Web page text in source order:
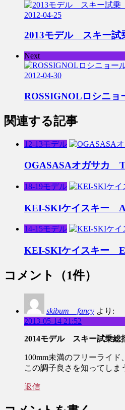
2012-04-25
2013モデル スキー
Next
2012-04-30
ROSSIGNOLロシニ
関連する記事
12-13モデル
OGASASAオガサカ
18-19モデル
KEI-SKIケイスキー
14-15モデル
KEI-SKIケイスキー
コメント （1件）
skibum fancy より:
2013-05-14 21:52
2014モデル スキー試乗総
100mm未満のフリーライ
この調子良さを知ってしま
返信